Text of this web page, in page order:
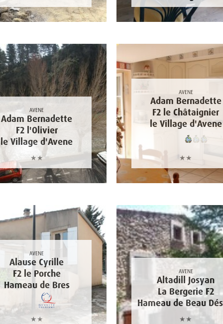
AVENE
Adam Bernadette
F2 l'Olivier
le Village d'Avene
★★
AVENE
Adam Bernadette
F2 le Châtaignier
le Village d'Avene
★★
AVENE
Alause Cyrille
F2 le Porche
Hameau de Bres
★★
AVENE
Altadill Josyan
La Bergerie F2
Hameau de Beau
★★